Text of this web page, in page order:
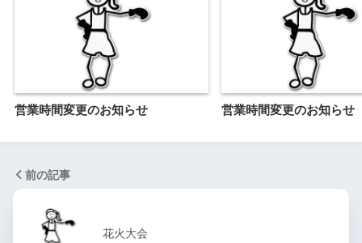
営業時間変更のお知らせ 営業時間変更のお知らせ
前の記事
花火大会